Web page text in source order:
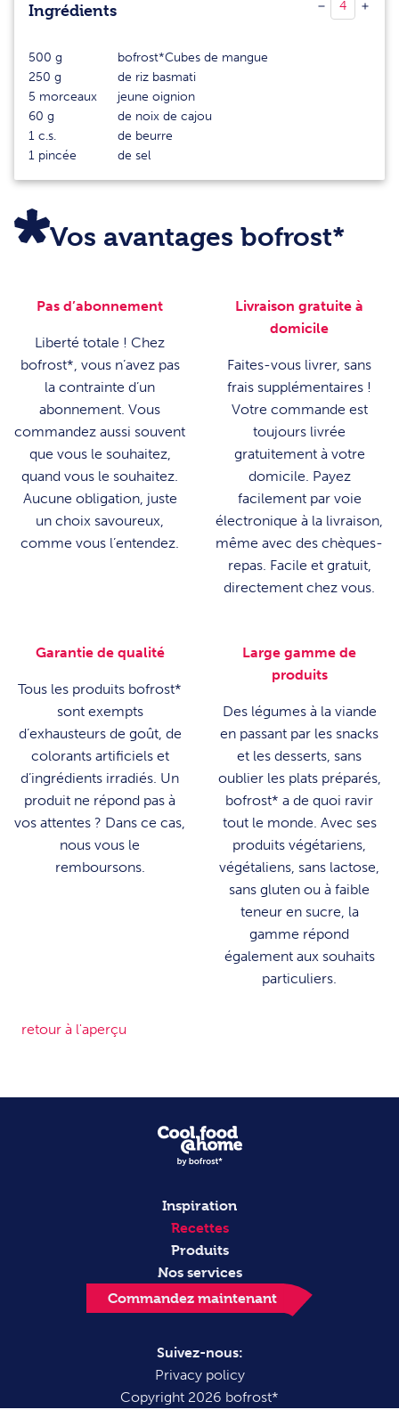
Ingrédients
500 g
bofrost*Cubes de mangue
250 g
de riz basmati
5 morceaux
jeune oignion
60 g
de noix de cajou
1 c.s.
de beurre
1 pincée de sel
Vos avantages bofrost*
Pas d’abonnement
Liberté totale ! Chez
bofrost*, vous n’avez pas
la contrainte d’un
abonnement. Vous
commandez aussi souvent
que vous le souhaitez,
quand vous le souhaitez.
Aucune obligation, juste
un choix savoureux,
comme vous l’entendez.
Livraison gratuite à
domicile
Faites-vous livrer, sans
frais supplémentaires !
Votre commande est
toujours livrée
gratuitement à votre
domicile. Payez
facilement par voie
électronique à la livraison,
même avec des chèques-
repas. Facile et gratuit,
directement chez vous.
Garantie de qualité
Tous les produits bofrost*
sont exempts
d’exhausteurs de goût, de
colorants artificiels et
d’ingrédients irradiés. Un
produit ne répond pas à
vos attentes ? Dans ce cas,
nous vous le
remboursons.
Large gamme de
produits
Des légumes à la viande
en passant par les snacks
et les desserts, sans
oublier les plats préparés,
bofrost* a de quoi ravir
tout le monde. Avec ses
produits végétariens,
végétaliens, sans lactose,
sans gluten ou à faible
teneur en sucre, la
gamme répond
également aux souhaits
particuliers.
retour à l'aperçu
Inspiration
Recettes
Produits
Nos services
Commandez maintenant
Suivez-nous:
Privacy policy
Copyright 2026 bofrost*